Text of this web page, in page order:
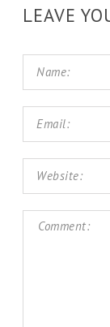
LEAVE